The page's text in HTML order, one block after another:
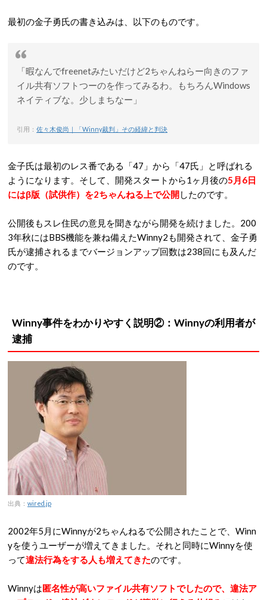
最初の金子勇氏の書き込みは、以下のものです。
「暇なんでfreenetみたいだけど2ちゃんねらー向きのファ
イル共有ソフトつーのを作ってみるわ。もちろんWindows
ネイティブな。少しまちなー」
引用： 佐々木俊尚｜「Winny裁判」その経緯と判決
金子氏は最初のレス番である「47」から「47氏」と呼ばれる
ようになります。そして、開発スタートから1ヶ月後の5月6日
にはβ版（試供作）を2ちゃんねる上で公開したのです。
公開後もスレ住民の意見を聞きながら開発を続けました。200
3年秋にはBBS機能を兼ね備えたWinny2も開発されて、金子勇
氏が逮捕されるまでバージョンアップ回数は238回にも及んだ
のです。
Winny事件をわかりやすく説明②：Winnyの利用者が
逮捕
出典： wired.jp
2002年5月にWinnyが2ちゃんねるで公開されたことで、Winn
yを使うユーザーが増えてきました。それと同時にWinnyを使
って違法行為をする人も増えてきたのです。
Winnyは匿名性が高いファイル共有ソフトでしたので、違法ア